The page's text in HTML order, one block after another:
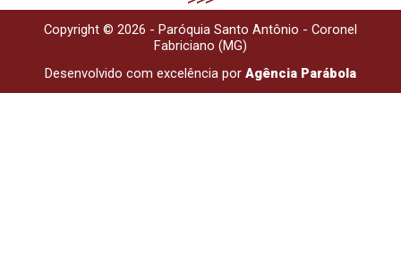
Copyright © 2026 - Paróquia Santo Antônio - Coronel
Fabriciano (MG)
Desenvolvido com excelência por Agência Parábola